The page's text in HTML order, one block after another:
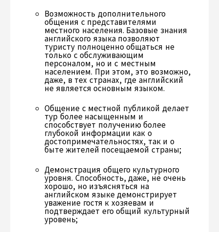
Возможность дополнительного
общения с представителями
местного населения. Базовые знания
английского языка позволяют
туристу полноценно общаться не
только с обслуживающим
персоналом, но и с местным
населением. При этом, это возможно,
даже, в тех странах, где английский
не является основным языком.
Общение с местной публикой делает
тур более насыщенным и
способствует получению более
глубокой информации как о
достопримечательностях, так и о
быте жителей посещаемой страны;
Демонстрация общего культурного
уровня. Способность, даже, не очень
хорошо, но изъясняться на
английском языке демонстрирует
уважение гостя к хозяевам и
подтверждает его общий культурный
уровень;